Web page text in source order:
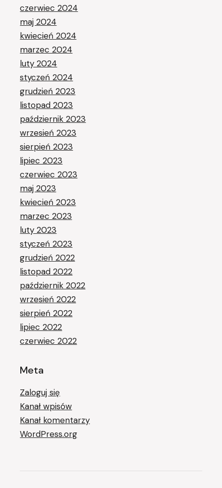
czerwiec 2024
maj 2024
kwiecień 2024
marzec 2024
luty 2024
styczeń 2024
grudzień 2023
listopad 2023
październik 2023
wrzesień 2023
sierpień 2023
lipiec 2023
czerwiec 2023
maj 2023
kwiecień 2023
marzec 2023
luty 2023
styczeń 2023
grudzień 2022
listopad 2022
październik 2022
wrzesień 2022
sierpień 2022
lipiec 2022
czerwiec 2022
Meta
Zaloguj się
Kanał wpisów
Kanał komentarzy
WordPress.org